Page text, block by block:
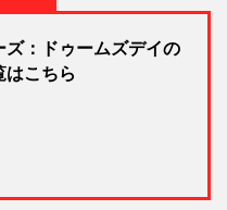
ズ：ドゥームズデイの
はこちら